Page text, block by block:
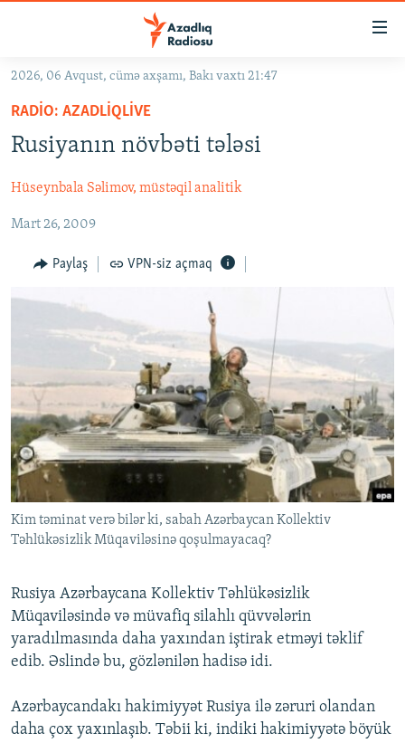
Əsas
qayıt
Əsas
naviqasiyaya
qayıt
keç
GÜNDƏM
KORRUPSIOMETR
#ƏSLINDƏ
FƏRQƏ BAX
QANUNI DOĞRU
FOTOQALEREYA
İNFOQRAFIKA
KARIKATURA
RADIO ARXIV
OXU ZALI
AZƏRBAYCAN ƏDƏBIYYATI KITABXANASI
İSLAM VƏ DEMOKRATIYA
İZ - MƏDƏNIYYƏT PROQRAMI
HAQQIMIZDA
MISSIYAMIZ
PEŞƏ ETIKASI VƏ JURNALISTIKA STANDARTLARIMIZ
MATERIALLARIMIZDAN ISTIFADƏ
AZADLIQRADIOSU MOBIL TELEFONUNUZDA
XƏBƏR BÜLLETENLƏRIMIZ
BIZI IZLƏ
RFE/RL-in bütün saytları
2026, 06 Avqust, cümə axşamı, Bakı vaxtı 21:47
RADIO: AZADLIQLIVE
Rusiyanın növbəti tələsi
Hüseynbala Səlimov, müstəqil analitik
Mart 26, 2009
Paylaş VPN-siz açmaq
Kim təminat verə bilər ki, sabah Azərbaycan Kollektiv
Təhlükəsizlik Müqaviləsinə qoşulmayacaq?
Rusiya Azərbaycana Kollektiv Təhlükəsizlik
Müqaviləsində və müvafiq silahlı qüvvələrin
yaradılmasında daha yaxından iştirak etməyi təklif
edib. Əslində bu, gözlənilən hadisə idi.
Azərbaycandakı hakimiyyət Rusiya ilə zəruri olandan
daha çox yaxınlaşıb. Təbii ki, indiki hakimiyyətə böyük